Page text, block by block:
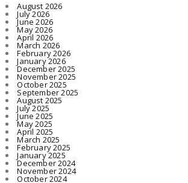
August 2026
July 2026
June 2026
May 2026
April 2026
March 2026
February 2026
January 2026
December 2025
November 2025
October 2025
September 2025
August 2025
July 2025
June 2025
May 2025
April 2025
March 2025
February 2025
January 2025
December 2024
November 2024
October 2024